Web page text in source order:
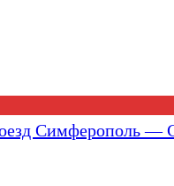
Симферополь —